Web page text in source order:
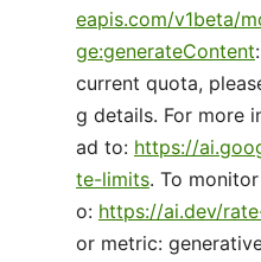
eapis.com/v1beta/
ge:generateContent
current quota,
g details. For more
ad to: https://
te-limits. To
o: https://ai.dev/
or metric: